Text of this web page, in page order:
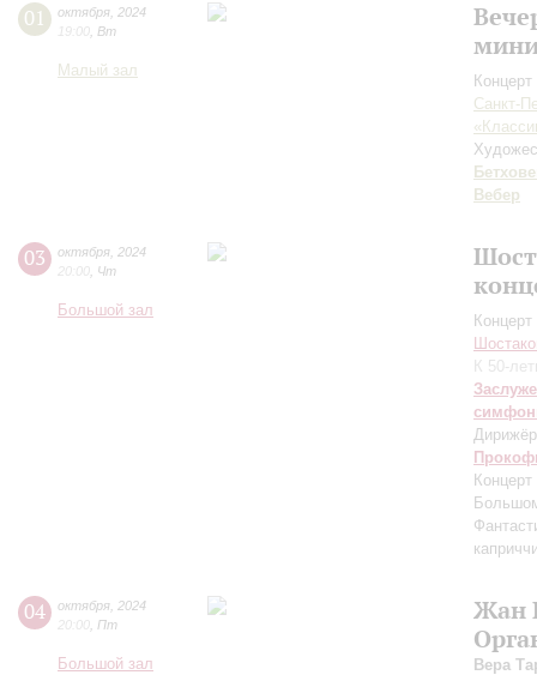
01 октября 2024
19:00 Вт
Малый зал
Санкт-
Вебер
03 октября 2024
20:00 Чт
Большой зал
К 50-
04 октября 2024
20:00 Пт
Большой зал
Жан
Вера